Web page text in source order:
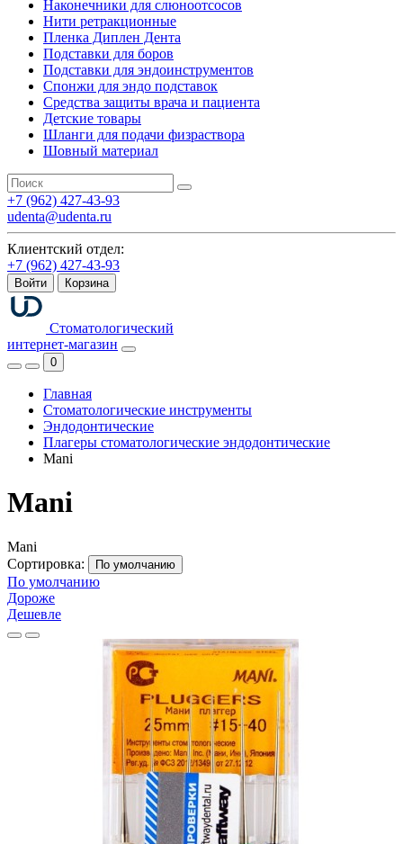
Наконечники для слюноотсосов
Нити ретракционные
Пленка Диплен Дента
Подставки для боров
Подставки для эндоинструментов
Спонжи для эндо подставок
Средства защиты врача и пациента
Детские товары
Шланги для подачи физраствора
Шовный материал
+7 (962) 427-43-93
udenta@udenta.ru
Клиентский отдел:
+7 (962) 427-43-93
Войти Корзина
Стоматологический
интернет-магазин
0
Главная
Стоматологические инструменты
Эндодонтические
Плагеры стоматологические эндодонтические
Mani
Mani
Mani
Сортировка:
По умолчанию
По умолчанию
Дороже
Дешевле